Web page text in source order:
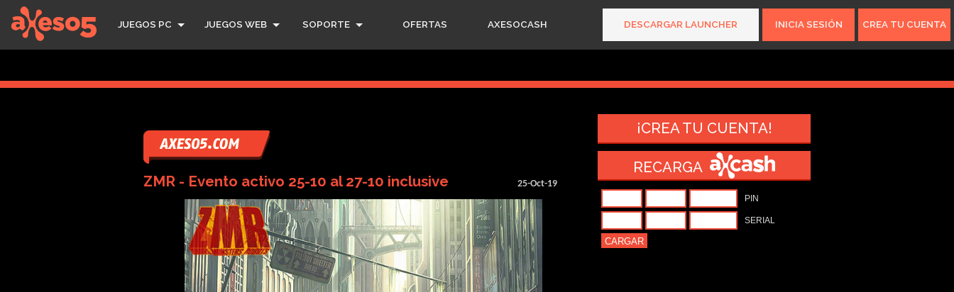
JUEGOS PC JUEGOS WEB SOPORTE OFERTAS AXESOCASH DESCARGAR LAUNCHER INICIA SESIÓN CREA TU CUENTA
axeso5
ZMR - Evento activo 25-10 al 27-10 inclusive 25-Oct-19
¡CREA TU CUENTA!
RECARGA